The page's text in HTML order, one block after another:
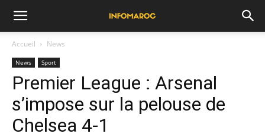
Accueil News
News Sport
Premier League : Arsenal
s’impose sur la pelouse de
Chelsea 4-1